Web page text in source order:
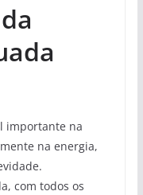
importante na
na energia,
com todos os